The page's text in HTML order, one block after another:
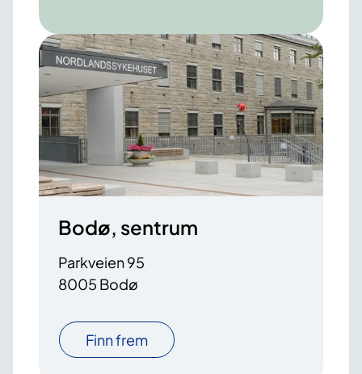
Bodø, sentrum
Parkveien 95
8005 Bodø
Finn frem